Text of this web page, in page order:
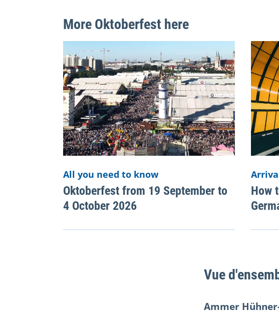
More Oktoberfest here
All you need to know
Oktoberfest from 19 September to
4 October 2026
How
Vue
Ammer